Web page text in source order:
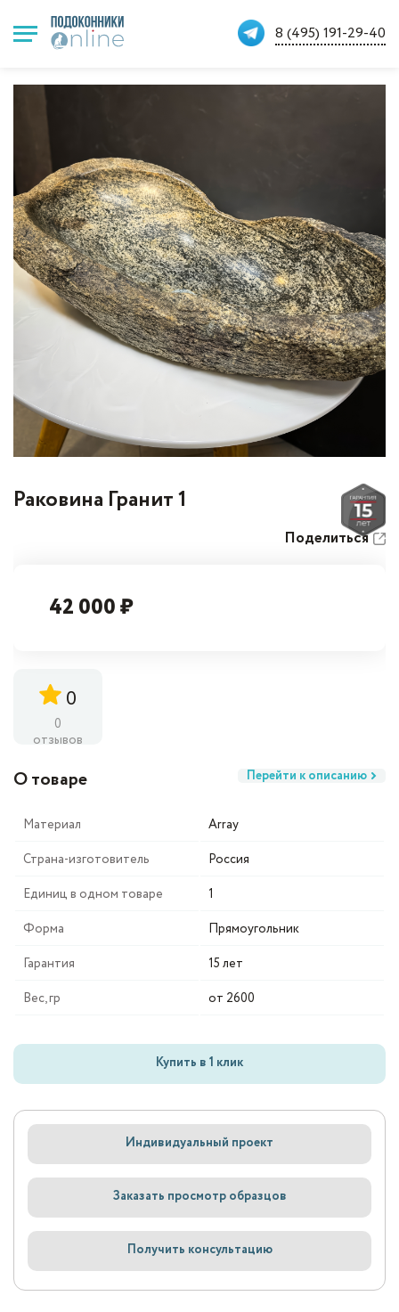
8 (495) 191-29-40
Раковина Гранит 1
Поделиться
42 000 ₽
0
0
отзывов
О товаре Перейти к описанию
Материал
Array
Страна-изготовитель
Россия
Единиц в одном товаре
1
Форма
Прямоугольник
Гарантия
15 лет
Вес, гр
от 2600
Купить в 1 клик
Индивидуальный проект
Заказать просмотр образцов
Получить консультацию